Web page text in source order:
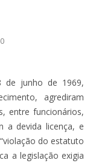
de junho de 1969,
agrediram
entre funcionários,
a devida licença, e
do estatuto
a legislação exigia